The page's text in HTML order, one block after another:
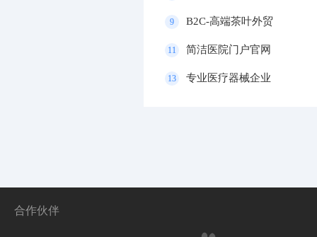
9 B2C-高端茶叶外贸
11 简洁医院门户官网
13 专业医疗器械企业
合作伙伴